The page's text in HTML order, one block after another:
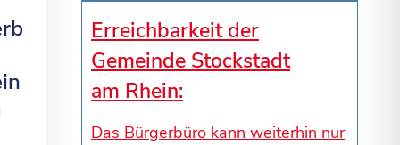
Erreichbarkeit der
Gemeinde Stockstadt
am Rhein:
Das Bürgerbüro kann weiterhin nur